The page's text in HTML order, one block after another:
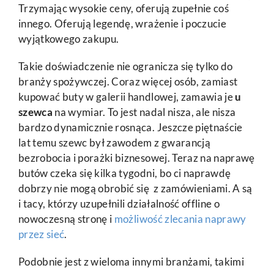
Trzymając wysokie ceny, oferują zupełnie coś
innego. Oferują legendę, wrażenie i poczucie
wyjątkowego zakupu.
Takie doświadczenie nie ogranicza się tylko do
branży spożywczej. Coraz więcej osób, zamiast
kupować buty w galerii handlowej, zamawia jeu
szewca na wymiar. To jest nadal nisza, ale nisza
bardzo dynamicznie rosnąca. Jeszcze piętnaście
lat temu szewc był zawodem z gwarancją
bezrobocia i porażki biznesowej. Teraz na naprawę
butów czeka się kilka tygodni, bo ci naprawdę
dobrzy nie mogą obrobić się z zamówieniami. A są
i tacy, którzy uzupełnili działalność offline o
nowoczesną stronę i możliwość zlecania naprawy
przez sieć.
Podobnie jest z wieloma innymi branżami, takimi